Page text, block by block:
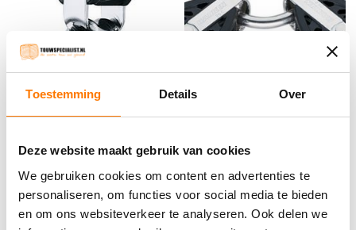
Toestemming Details Over
Deze website maakt gebruik van cookies
We gebruiken cookies om content en advertenties te
personaliseren, om functies voor social media te bieden
en om ons websiteverkeer te analyseren. Ook delen we
Harken HK353
29MM/29MM Carbo
Barberhaul Fixed Blok
Blok 2 maal op ring
€46.98 incl. BTW
Bestel nu